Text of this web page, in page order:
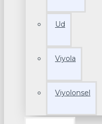
Ud
Viyola
Viyolonsel